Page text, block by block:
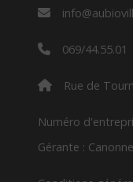
069/44.55.01
Rue de
Numéro
Gérante :